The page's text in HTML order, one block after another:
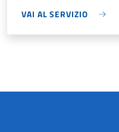
VAI AL SERVIZIO